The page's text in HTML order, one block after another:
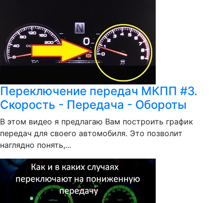
Переключение передач МКПП #3.
Скорость - Передача - Обороты
В этом видео я предлагаю Вам построить график
передач для своего автомобиля. Это позволит
наглядно понять,...